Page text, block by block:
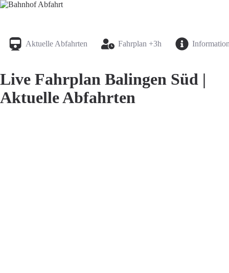
Aktuelle Abfahrten Fahrplan +3h
Live Fahrplan Balingen Süd |
Aktuelle Abfahrten